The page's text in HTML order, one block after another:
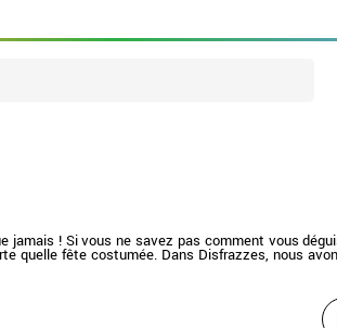
! Si vous ne savez pas comment vous
quelle fête costumée. Dans Disfrazzes, nous